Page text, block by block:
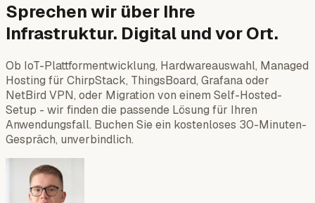
Sprechen wir über Ihre
Infrastruktur. Digital und vor Ort.
Ob IoT-Plattformentwicklung, Hardwareauswahl, Managed
Hosting für ChirpStack, ThingsBoard, Grafana oder
NetBird VPN, oder Migration von einem Self-Hosted-
Setup - wir finden die passende Lösung für Ihren
Anwendungsfall. Buchen Sie ein kostenloses 30-Minuten-
Gespräch, unverbindlich.